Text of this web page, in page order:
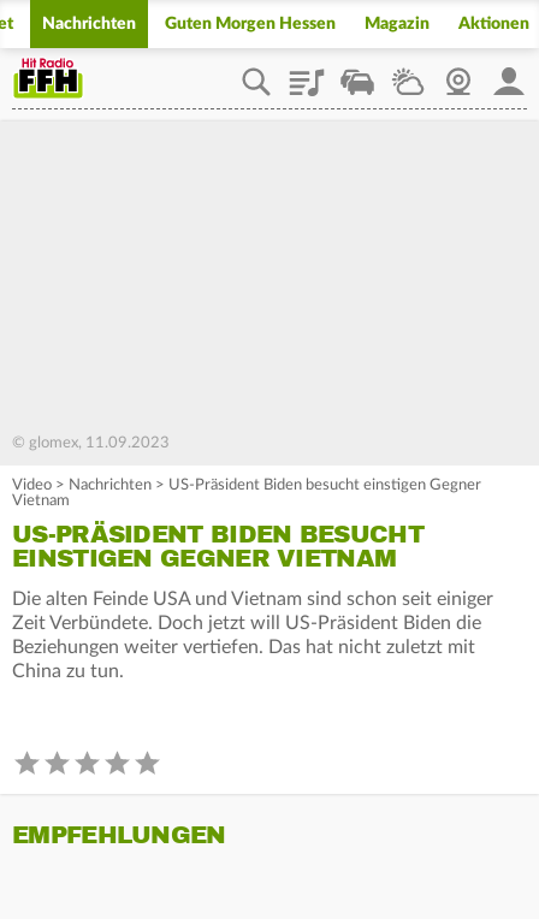
Nachrichten Guten Morgen Hessen Magazin Aktionen
PlaylistStaupilotWetterWebcam
© glomex, 11.09.2023
Video > Nachrichten > US-Präsident Biden besucht einstigen Gegner
Vietnam
US-PRÄSIDENT BIDEN BESUCHT
EINSTIGEN GEGNER VIETNAM
Die alten Feinde USA und Vietnam sind schon seit einiger
Zeit Verbündete. Doch jetzt will US-Präsident Biden die
Beziehungen weiter vertiefen. Das hat nicht zuletzt mit
China zu tun.
EMPFEHLUNGEN